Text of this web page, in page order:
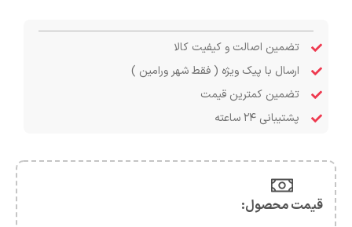
تضمین اصالت و کیفیت کالا
ارسال با پیک ویژه ( فقط شهر ورامین )
تضمین کمترین قیمت
پشتیبانی ۲۴ ساعته
قیمت محصول:​